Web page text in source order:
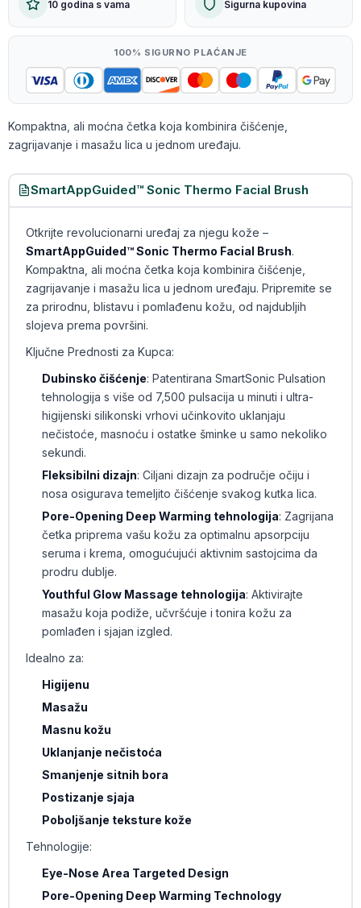
10 godina s vama Sigurna kupovina
100% SIGURNO PLAĆANJE
Kompaktna, ali moćna četka koja kombinira čišćenje,
zagrijavanje i masažu lica u jednom uređaju.
SmartAppGuided™ Sonic Thermo Facial Brush
Otkrijte revolucionarni uređaj za njegu kože –
SmartAppGuided™ Sonic Thermo Facial Brush.
Kompaktna, ali moćna četka koja kombinira čišćenje,
zagrijavanje i masažu lica u jednom uređaju. Pripremite se
za prirodnu, blistavu i pomlađenu kožu, od najdubljih
slojeva prema površini.
Ključne Prednosti za Kupca:
Dubinsko čišćenje: Patentirana SmartSonic Pulsation
tehnologija s više od 7,500 pulsacija u minuti i ultra-
higijenski silikonski vrhovi učinkovito uklanjaju
nečistoće, masnoću i ostatke šminke u samo nekoliko
sekundi.
Fleksibilni dizajn: Ciljani dizajn za područje očiju i
nosa osigurava temeljito čišćenje svakog kutka lica.
Pore-Opening Deep Warming tehnologija: Zagrijana
četka priprema vašu kožu za optimalnu apsorpciju
seruma i krema, omogućujući aktivnim sastojcima da
prodru dublje.
Youthful Glow Massage tehnologija: Aktivirajte
masažu koja podiže, učvršćuje i tonira kožu za
pomlađen i sjajan izgled.
Idealno za:
Higijenu
Masažu
Masnu kožu
Uklanjanje nečistoća
Smanjenje sitnih bora
Postizanje sjaja
Poboljšanje teksture kože
Tehnologije:
Eye-Nose Area Targeted Design
Pore-Opening Deep Warming Technology